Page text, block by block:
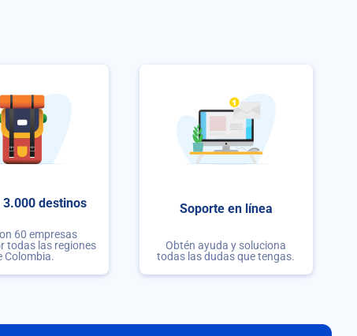
3.000 destinos
60 empresas
todas las regiones
Colombia.
Soporte en línea
Obtén ayuda y soluciona
todas las dudas que tengas.